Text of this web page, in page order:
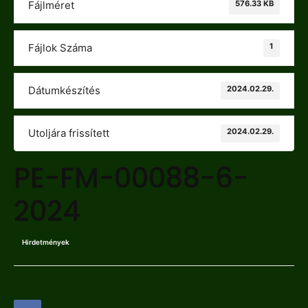
Fájlméret 576.33 KB
Fájlok Száma 1
Dátumkészítés 2024.02.29.
Utoljára frissített 2024.02.29.
PE-FM-00088-6-
2024
Hirdetmények